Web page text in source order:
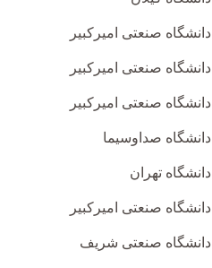
دانشگاه صنعتی امیرکبیر
دانشگاه صنعتی امیرکبیر
دانشگاه صنعتی امیرکبیر
دانشگاه صداوسیما
دانشگاه تهران
دانشگاه صنعتی امیرکبیر
دانشگاه صنعتی شریف